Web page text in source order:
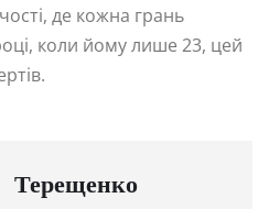
де кожна грань
коли йому лише 23, цей
Терещенко